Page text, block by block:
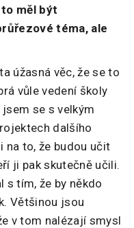
měl být
téma, ale
úžasná věc, že se to
vůle vedení školy
se s velkým
dalšího
na to, že budou učit
ji pak skutečně učili.
s tím, že by někdo
Většinou jsou
v tom nalézají smysl